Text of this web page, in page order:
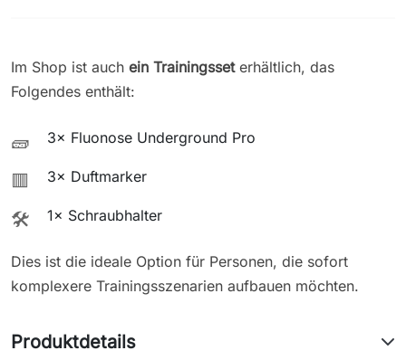
Im Shop ist auch ein Trainingsseterhältlich, das
Folgendes enthält:
🧱 3× Fluonose Underground Pro
🟥 3× Duftmarker
🛠️ 1× Schraubhalter
Dies ist die ideale Option für Personen, die sofort
komplexere Trainingsszenarien aufbauen möchten.
Produktdetails